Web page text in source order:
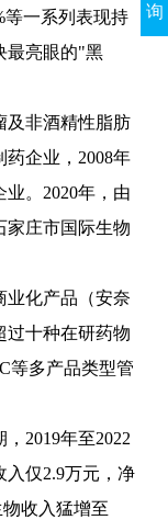
等一系列表现持
最亮眼的"黑
及非酒精性脂肪
企业，2008年
。2020年，由
家庄市国际生物
业化产品（安奈
过十种在研药物
等多产品类型管
2019年至2022
入仅2.9万元，净
收入猛增至
询